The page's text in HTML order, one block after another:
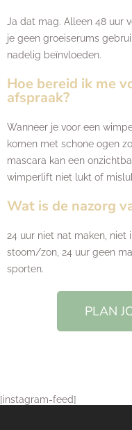
Ja dat mag. Alleen 48 uur
je geen groeiserums
nadelig beïnvloeden.
Hoe bereid ik me
afspraak?
Wanneer je voor een
komen met schone ogen
mascara kan een
wimperlift niet lukt of
Wat is de nazorg
24 uur niet nat maken,
stoom/zon, 24 uur geen
sporten.
PLAN
[instagram-feed]